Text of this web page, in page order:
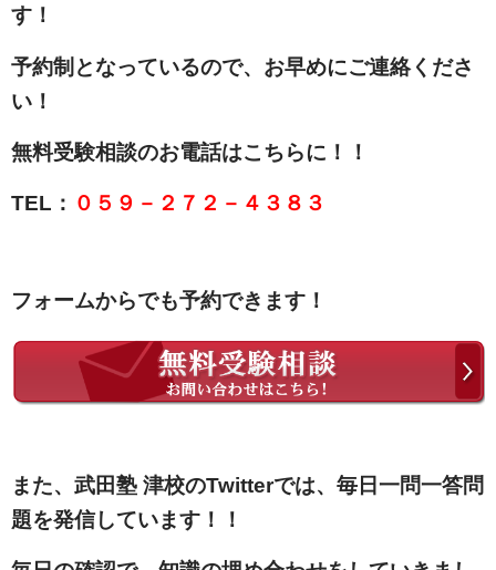
す！
予約制となっているので、お早めにご連絡くださ
い！
無料受験相談のお電話はこちらに！！
TEL： ０５９－２７２－４３８３
フォームからでも予約できます！
また、武田塾 津校のTwitterでは、毎日一問一答問
題を発信しています！！